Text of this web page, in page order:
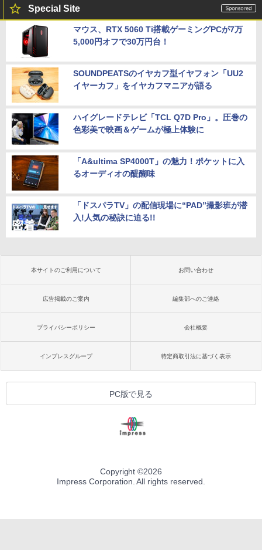
Special Site
マウス、RTX 5060 Ti搭載ゲーミングPCが7万
5,000円オフで30万円台！
SOUNDPEATSのイヤカフ型イヤフォン「UU2
イヤーカフ」をイヤカフマニアが語る
ハイグレードテレビ「TCL Q7D Pro」。圧巻の
色彩美で映画＆ゲームが極上体験に
「A&ultima SP4000T」の魅力！ポケットに入
るオーディオの醍醐味
「ドスパラTV」の配信現場に“PAD”撮影班が潜
入!人気の秘訣に迫る!!
本サイトのご利用について お問い合わせ
広告掲載のご案内 編集部へのご連絡
プライバシーポリシー 会社概要
インプレスグループ 特定商取引法に基づく表示
PC版で見る
Copyright ©2026
Impress Corporation. All rights reserved.